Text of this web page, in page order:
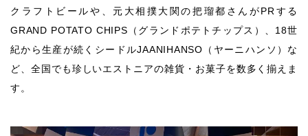
クラフトビールや、元大相撲大関の把瑠都さんがPRする
GRAND POTATO CHIPS（グランドポテトチップス）、18世
紀から生産が続くシードルJAANIHANSO（ヤーニハンソ）な
ど、全国でも珍しいエストニアの雑貨・お菓子を数多く揃えま
す。